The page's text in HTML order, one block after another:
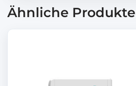
Ähnliche Produkte